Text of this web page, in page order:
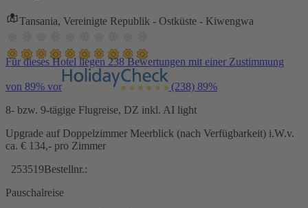
Tansania, Vereinigte Republik - Ostküste - Kiwengwa
Für dieses Hotel liegen 238 Bewertungen mit einer Zustimmung
von 89% vor (238) 89%
8- bzw. 9-tägige Flugreise, DZ inkl. AI light
Upgrade auf Doppelzimmer Meerblick (nach Verfügbarkeit) i.W.v.
ca. € 134,- pro Zimmer
253519Bestellnr.:
Pauschalreise